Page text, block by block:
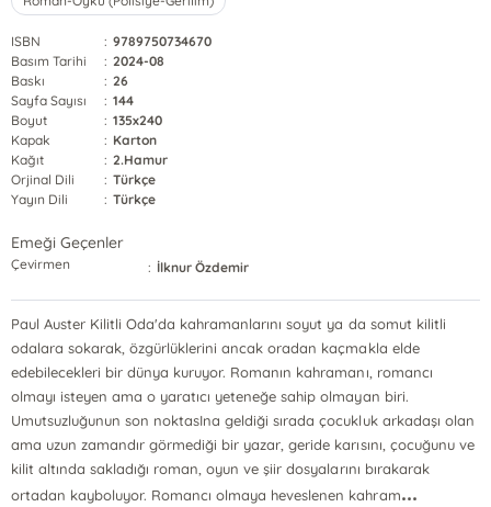
ISBN : 9789750734670
Basım Tarihi
: 2024-08
Baskı
: 26
Sayfa Sayısı
: 144
Boyut
: 135x240
Kapak
: Karton
Kağıt
: 2.Hamur
Orjinal Dili
: Türkçe
Yayın Dili
: Türkçe
Emeği Geçenler
Çevirmen : İlknur Özdemir
Paul Auster Kilitli Oda'da kahramanlarını soyut ya da somut kilitli
odalara sokarak, özgürlüklerini ancak oradan kaçmakla elde
edebilecekleri bir dünya kuruyor. Romanın kahramanı, romancı
olmayı isteyen ama o yaratıcı yeteneğe sahip olmayan biri.
Umutsuzluğunun son noktasIna geldiği sırada çocukluk arkadaşı olan
ama uzun zamandır görmediği bir yazar, geride karısını, çocuğunu ve
kilit altında sakladığı roman, oyun ve şiir dosyalarını bırakarak
ortadan kayboluyor. Romancı olmaya heveslenen kahram...